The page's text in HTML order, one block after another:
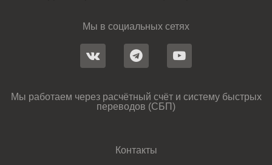
Мы в социальных сетях
Мы работаем через расчётный счёт и систему быстрых
переводов (СБП)
Контакты